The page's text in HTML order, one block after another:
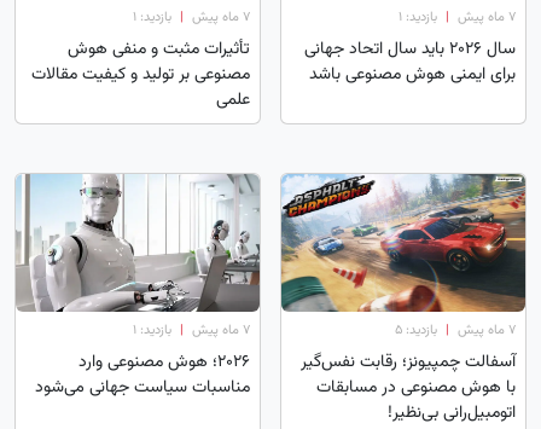
۷ ماه پیش | بازدید: 1
سال ۲۰۲۶ باید سال اتحاد جهانی
برای ایمنی هوش مصنوعی باشد
۷ ماه پیش | بازدید: 1
تأثیرات مثبت و منفی هوش
مصنوعی بر تولید و کیفیت مقالات
علمی
۷ ماه پیش | بازدید: 5
آسفالت چمپیونز؛ رقابت نفس‌گیر
با هوش مصنوعی در مسابقات
اتومبیل‌رانی بی‌نظیر!
۷ ماه پیش | بازدید: 1
2026؛ هوش مصنوعی وارد
مناسبات سیاست جهانی می‌شود